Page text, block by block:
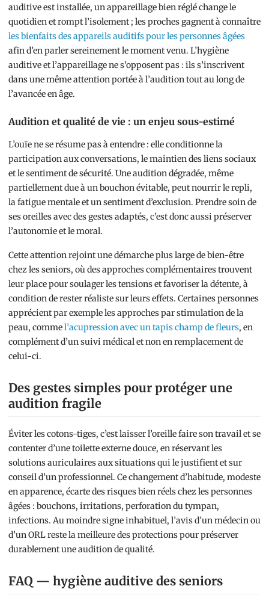
auditive est installée, un appareillage bien réglé change le
quotidien et rompt l’isolement ; les proches gagnent à connaître
les bienfaits des appareils auditifs pour les personnes âgées
afin d’en parler sereinement le moment venu. L’hygiène
auditive et l’appareillage ne s’opposent pas : ils s’inscrivent
dans une même attention portée à l’audition tout au long de
l’avancée en âge.
Audition et qualité de vie : un enjeu sous-estimé
L’ouïe ne se résume pas à entendre : elle conditionne la
participation aux conversations, le maintien des liens sociaux
et le sentiment de sécurité. Une audition dégradée, même
partiellement due à un bouchon évitable, peut nourrir le repli,
la fatigue mentale et un sentiment d’exclusion. Prendre soin de
ses oreilles avec des gestes adaptés, c’est donc aussi préserver
l’autonomie et le moral.
Cette attention rejoint une démarche plus large de bien-être
chez les seniors, où des approches complémentaires trouvent
leur place pour soulager les tensions et favoriser la détente, à
condition de rester réaliste sur leurs effets. Certaines personnes
apprécient par exemple les approches par stimulation de la
peau, commel’acupression avec un tapis champ de fleurs, en
complément d’un suivi médical et non en remplacement de
celui-ci.
Des gestes simples pour protéger une
audition fragile
Éviter les cotons-tiges, c’est laisser l’oreille faire son travail et se
contenter d’une toilette externe douce, en réservant les
solutions auriculaires aux situations qui le justifient et sur
conseil d’un professionnel. Ce changement d’habitude, modeste
en apparence, écarte des risques bien réels chez les personnes
âgées : bouchons, irritations, perforation du tympan,
infections. Au moindre signe inhabituel, l’avis d’un médecin ou
d’un ORL reste la meilleure des protections pour préserver
durablement une audition de qualité.
FAQ — hygiène auditive des seniors